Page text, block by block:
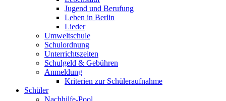
Jugend und Berufung
Leben in Berlin
Lieder
Umweltschule
Schulordnung
Unterrichtszeiten
Schulgeld & Gebühren
Anmeldung
Kriterien zur Schüleraufnahme
Schüler
Nachhilfe-Pool